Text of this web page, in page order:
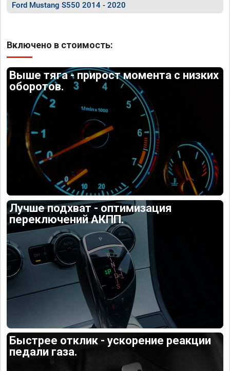
Ford Mustang S550 2014 - 2020
Включено в стоимость:
Выше тяга - прирост момента с низких
оборотов.
Лучше подхват - оптимизация
переключений АКПП.
Быстрее отклик - ускорение реакции
педали газа.